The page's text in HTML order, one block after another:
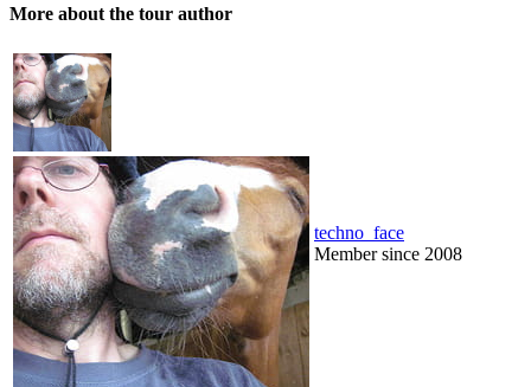
More about the tour author
techno_face
Member since 2008